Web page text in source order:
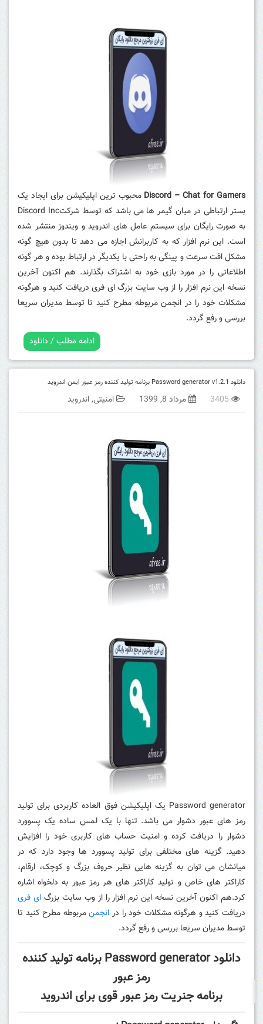
Discord – Chat for Gamers محبوب ترین اپلیکیشن برای ایجاد یک
بستر ارتباطی در میان گیمر ها می باشد که توسط شرکتDiscord Inc
به صورت رایگان برای سیستم عامل های اندروید و ویندوز منتشر شده
است. این نرم افزار که به کاربرانش اجازه می دهد تا بدون هیچ گونه
مشکل افت سرعت و پینگی به راحتی با یکدیگر در ارتباط بوده و هر گونه
اطلاعاتی را در مورد بازی خود به اشتراک بگذارند. هم اکنون آخرین
نسخه این نرم افزار را از وب سایت بزرگ ای فری دریافت کنید و هرگونه
مشکلات خود را در انجمن مربوطه مطرح کنید تا توسط مدیران سریعا
بررسی و رفع گردد.
ادامه مطلب / دانلود
دانلود Password generator v1.2.1 برنامه تولید کننده رمز عبور ایمن اندروید
3405 مرداد 8, 1399 امنیتی,اندروید
Password generator یک اپلیکیشن فوق العاده کاربردی برای تولید
رمز های عبور دشوار می باشد. تنها با یک لمس ساده یک پسوورد
دشوار را دریافت کرده و امنیت حساب های کاربری خود را افزایش
دهید. گزینه های مختلفی برای تولید پسوورد ها وجود دارد که در
میانشان می توان به گزینه هایی نظیر حروف بزرگ و کوچک، ارقام،
کاراکتر های خاص و تولید کاراکتر های هر رمز عبور به دلخواه اشاره
کرد.هم اکنون آخرین نسخه این نرم افزار را از وب سایت بزرگای فری
دریافت کنید و هرگونه مشکلات خود را در انجمنمربوطه مطرح کنید تا
توسط مدیران سریعا بررسی و رفع گردد.
دانلود Password generator برنامه تولید کننده
رمز عبور
برنامه جنریت رمز عبور قوی برای اندروید